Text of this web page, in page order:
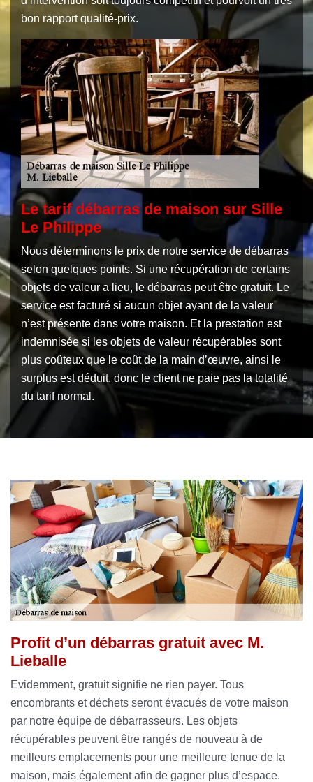
bon rapport qualité-prix.
Le tarif débarras de maison sur Sille
Le Philippe
Nous déterminons le prix de notre service de débarras
selon quelques points. Si une récupération de certains
objets de valeur a lieu, le débarras peut être gratuit. Le
service est facturé si aucun objet ayant de la valeur
n’est présente dans votre maison. Et la prestation est
indemnisée si les objets de valeur récupérables sont
plus coûteux que le coût de la main d’œuvre, ainsi le
surplus est déduit, donc le client ne paie pas la totalité
du tarif normal.
Profit d’un débarras gratuit avec M.
Lieballe
Evidemment, gratuit signifie ne rien payer. Tous
encombrants et déchets seront évacués de votre maison
par notre équipe de débarrasseurs. Les objets
récupérables peuvent être rangés de nouveau à de
meilleurs emplacements pour une meilleure tenue de la
maison, mais également afin de gagner plus d’espace.